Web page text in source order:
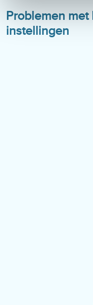
Problemen
instellingen